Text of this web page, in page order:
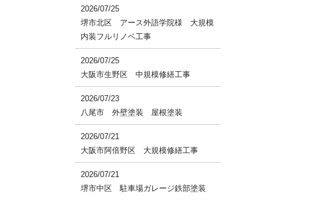
2026/07/25
堺市北区 アース外語学院様 大規模
内装フルリノベ工事
2026/07/25
大阪市生野区 中規模修繕工事
2026/07/23
八尾市 外壁塗装 屋根塗装
2026/07/21
大阪市阿倍野区 大規模修繕工事
2026/07/21
堺市中区 駐車場ガレージ鉄部塗装